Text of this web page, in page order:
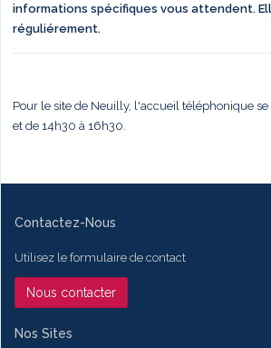
informations spécifiques vous attendent.
réguliérement.
Pour le site de Neuilly, l'accueil téléphonique
et de 14h30 à 16h30.
Contactez-Nous
Utilisez le formulaire de contact
Nous contacter
Nos Sites